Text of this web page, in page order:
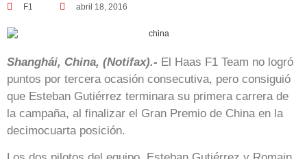
F1 abril 18, 2016
Shanghái, China, (Notifax).- El Haas F1 Team no logró
puntos por tercera ocasión consecutiva, pero consiguió
que Esteban Gutiérrez terminara su primera carrera de
la campaña, al finalizar el Gran Premio de China en la
decimocuarta posición.